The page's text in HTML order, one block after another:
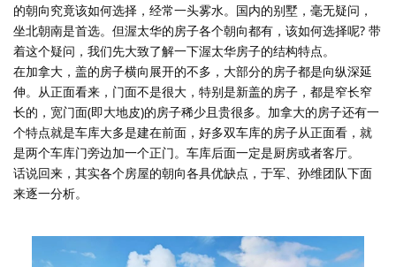
的朝向究竟该如何选择，经常一头雾水。国内的别墅，毫无疑问，
坐北朝南是首选。但渥太华的房子各个朝向都有，该如何选择呢? 带
着这个疑问，我们先大致了解一下渥太华房子的结构特点。
在加拿大，盖的房子横向展开的不多，大部分的房子都是向纵深延
伸。从正面看来，门面不是很大，特别是新盖的房子，都是窄长窄
长的，宽门面(即大地皮)的房子稀少且贵很多。加拿大的房子还有一
个特点就是车库大多是建在前面，好多双车库的房子从正面看，就
是两个车库门旁边加一个正门。车库后面一定是厨房或者客厅。
话说回来，其实各个房屋的朝向各具优缺点，于军、孙维团队下面
来逐一分析。